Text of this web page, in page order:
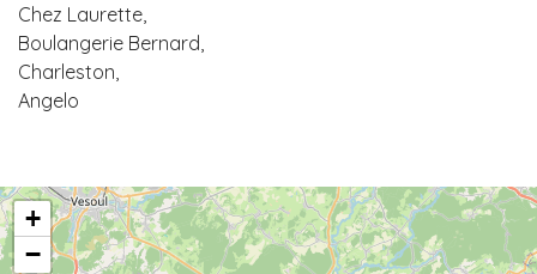
Chez Laurette,
Boulangerie Bernard,
Charleston,
Angelo
+
−